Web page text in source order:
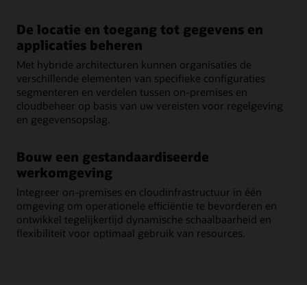
De locatie en toegang tot gegevens en
applicaties beheren
Met hybride architecturen kunnen organisaties de
verschillende elementen van specifieke configuraties
segmenteren en verdelen tussen on-premises en
cloudbeheer op basis van uw vereisten voor regelgeving
en gegevensopslag.
Bouw een gestandaardiseerde
werkomgeving
Integreer on-premises en cloudinfrastructuur in één
omgeving om operationele efficiëntie te bevorderen en
ontwikkel tegelijkertijd dynamische schaalbaarheid en
flexibiliteit voor optimaal gebruik van resources.